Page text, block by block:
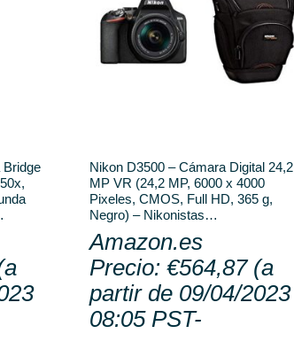
Nikon D3500 – Cámara Digital 24,2
MP VR (24,2 MP, 6000 x 4000
Pixeles, CMOS, Full HD, 365 g,
Negro) – Nikonistas…
Amazon.es
Precio: €564,87(a
partir de 09/04/2023
08:05 PST-